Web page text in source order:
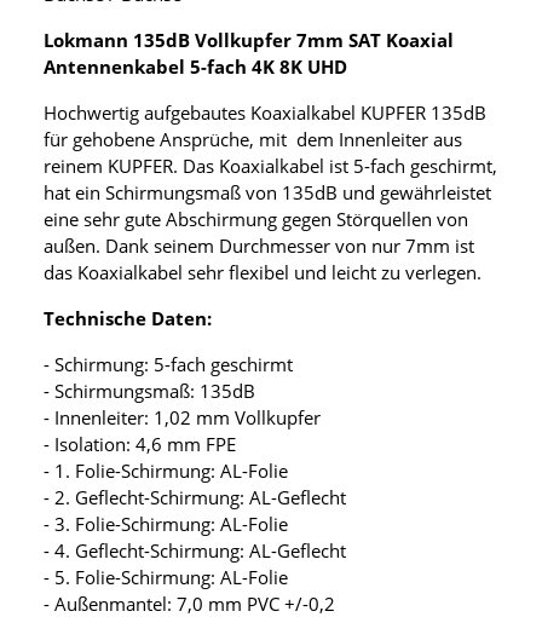
Lokmann 135dB Vollkupfer 7mm SAT Koaxial
Antennenkabel 5-fach 4K 8K UHD
Hochwertig aufgebautes Koaxialkabel KUPFER 135dB
für gehobene Ansprüche, mit dem Innenleiter aus
reinem KUPFER. Das Koaxialkabel ist 5-fach geschirmt,
hat ein Schirmungsmaß von 135dB und gewährleistet
eine sehr gute Abschirmung gegen Störquellen von
außen. Dank seinem Durchmesser von nur 7mm ist
das Koaxialkabel sehr flexibel und leicht zu verlegen.
Technische Daten:
- Schirmung: 5-fach geschirmt
- Schirmungsmaß: 135dB
- Innenleiter: 1,02 mm Vollkupfer
- Isolation: 4,6 mm FPE
- 1. Folie-Schirmung: AL-Folie
- 2. Geflecht-Schirmung: AL-Geflecht
- 3. Folie-Schirmung: AL-Folie
- 4. Geflecht-Schirmung: AL-Geflecht
- 5. Folie-Schirmung: AL-Folie
- Außenmantel: 7,0 mm PVC +/-0,2